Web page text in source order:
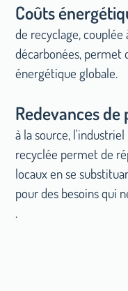
Coûts
de recyclage,
décarbonées,
énergétique globale.
Redevances de
à la source,
recyclée permet de
locaux en se
pour des besoins qui
.